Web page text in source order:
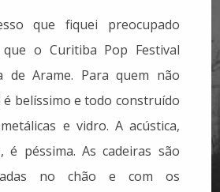
que fiquei preocupado
o Curitiba Pop Festival
de Arame. Para quem não
é belíssimo e todo construído
e vidro. A acústica,
péssima. As cadeiras são
no chão e com os